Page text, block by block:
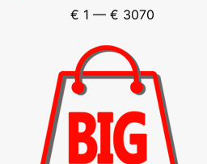
€ 1 — € 3070